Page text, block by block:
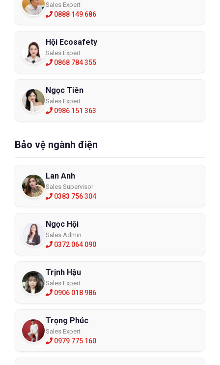
Sales Expert
0888 149 686
Hội Ecosafety
Sales Expert
0868 784 355
Ngọc Tiên
Sales Expert
0986 151 363
Bảo vệ ngành điện
Lan Anh
Sales Supervisor
0383 756 304
Ngọc Hội
Sales Admin
0372 064 090
Trịnh Hậu
Sales Expert
0906 018 986
Trọng Phúc
Sales Expert
0979 775 160